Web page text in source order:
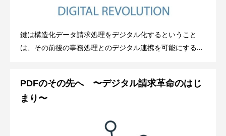
鍵は構造化データ請求処理をデジタル化するということ
は、その前後の事務処理とのデジタル連携を可能にすると
PDFのその先へ 〜デジタル請求革命のはじ
まり〜